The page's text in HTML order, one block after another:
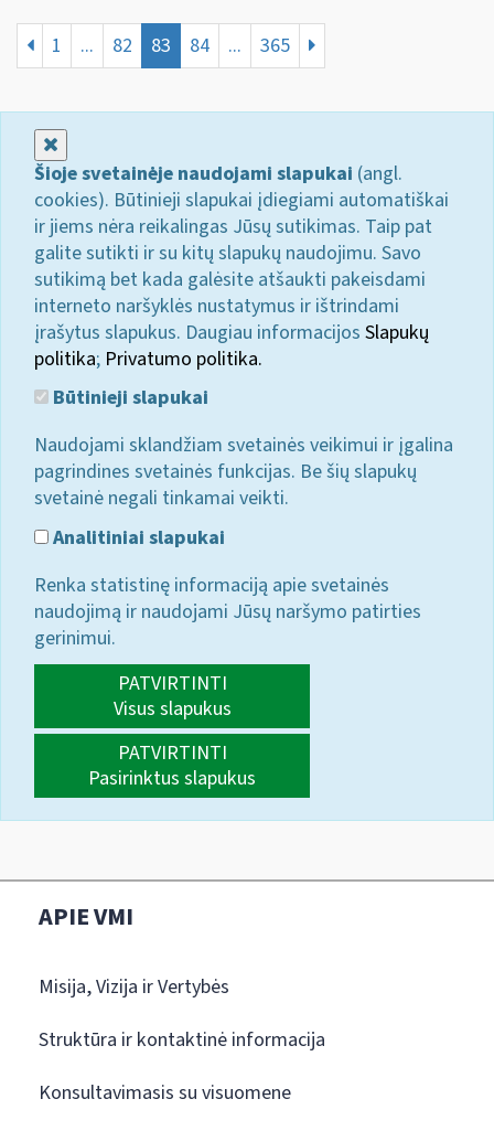
1 ... 82 83 84 ... 365
Šioje svetainėje naudojami slapukai (angl.
cookies). Būtinieji slapukai įdiegiami automatiškai
ir jiems nėra reikalingas Jūsų sutikimas. Taip pat
galite sutikti ir su kitų slapukų naudojimu. Savo
sutikimą bet kada galėsite atšaukti pakeisdami
interneto naršyklės nustatymus ir ištrindami
įrašytus slapukus. Daugiau informacijos Slapukų
politika; Privatumo politika.
Būtinieji slapukai
Naudojami sklandžiam svetainės veikimui ir įgalina
pagrindines svetainės funkcijas. Be šių slapukų
svetainė negali tinkamai veikti.
Analitiniai slapukai
Renka statistinę informaciją apie svetainės
naudojimą ir naudojami Jūsų naršymo patirties
gerinimui.
PATVIRTINTI
Visus slapukus
PATVIRTINTI
Pasirinktus slapukus
APIE VMI
Misija, Vizija ir Vertybės
Struktūra ir kontaktinė informacija
Konsultavimasis su visuomene